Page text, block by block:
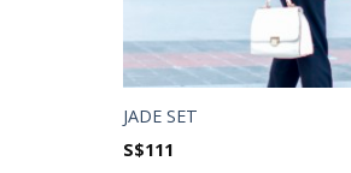
JADE SET
S$111